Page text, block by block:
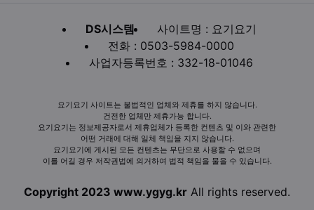
DS시스템
사이트명 : 요기요기
전화 : 0503-5984-0000
사업자등록번호 : 332-18-01046
요기요기 사이트는 불법적인 업체와 제휴를 하지 않습니다.
건전한 업체만 제휴가능 합니다.
요기요기는 정보제공자로서 제휴업체가 등록한 컨텐츠 및 이와 관련한
어떤 거래에 대해 일체 책임을 지지 않습니다.
요기요기에 게시된 모든 컨텐츠는 무단으로 사용할 수 없으며
이를 어길 경우 저작권법에 의거하여 법적 책임을 물을 수 있습니다.
Copyright 2023 www.ygyg.kr All rights reserved.